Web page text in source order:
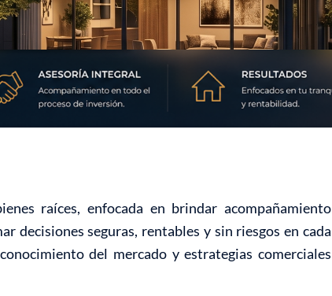
raíces, enfocada en brindar acompañamiento
decisiones seguras, rentables y sin riesgos en cada
del mercado y estrategias comerciales